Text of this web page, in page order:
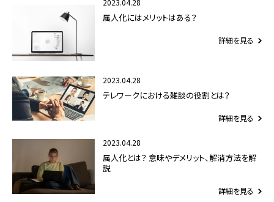
2023.04.28
属人化にはメリットはある？
詳細を見る
2023.04.28
テレワークにおける雑談の役割とは？
詳細を見る
2023.04.28
属人化とは？ 意味やデメリット、解消方法を解
説
詳細を見る